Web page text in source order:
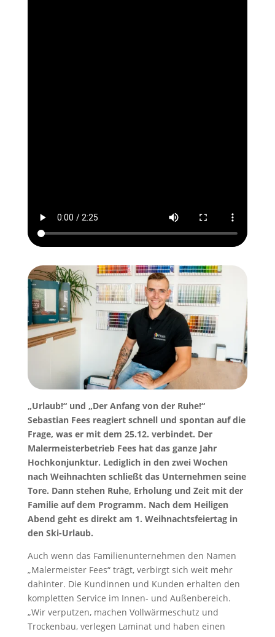
„Urlaub!“ und „Der Anfang von der Ruhe!“
Sebastian Fees reagiert schnell und spontan auf die
Frage, was er mit dem 25.12. verbindet. Der
Malermeisterbetrieb Fees hat das ganze Jahr
Hochkonjunktur. Lediglich in den zwei Wochen
nach Weihnachten schließt das Unternehmen seine
Tore. Dann stehen Ruhe, Erholung und Zeit mit der
Familie auf dem Programm. Nach dem Heiligen
Abend geht es direkt am 1. Weihnachtsfeiertag in
den Ski-Urlaub.
Auch wenn das Familienunternehmen den Namen
„Malermeister Fees“ trägt, verbirgt sich weit mehr
dahinter. Die Kundinnen und Kunden erhalten den
kompletten Service im Innen- und Außenbereich.
„Wir verputzen, machen Vollwärmeschutz und
Trockenbau, verlegen Laminat und haben einen